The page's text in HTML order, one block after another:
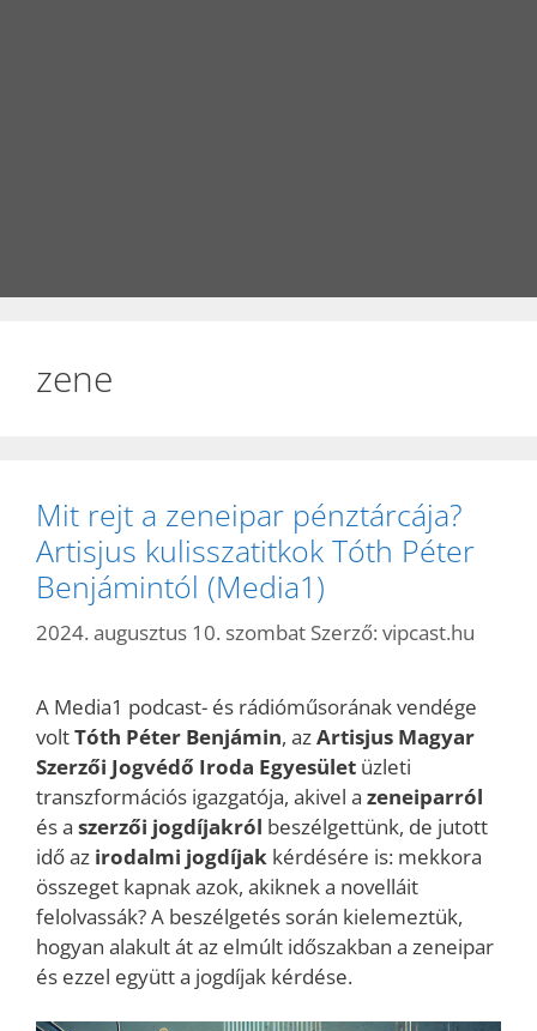
zene
Mit rejt a zeneipar pénztárcája?
Artisjus kulisszatitkok Tóth Péter
Benjámintól (Media1)
2024. augusztus 10. szombat Szerző: vipcast.hu
A Media1 podcast- és rádióműsorának vendége
voltTóth Péter Benjámin, azArtisjus Magyar
Szerzői Jogvédő Iroda Egyesület üzleti
transzformációs igazgatója, akivel a zeneiparról
és a szerzői jogdíjakról beszélgettünk, de jutott
idő az irodalmi jogdíjak kérdésére is: mekkora
összeget kapnak azok, akiknek a novelláit
felolvassák? A beszélgetés során kielemeztük,
hogyan alakult át az elmúlt időszakban a zeneipar
és ezzel együtt a jogdíjak kérdése.